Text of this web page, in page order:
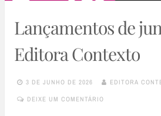
Lançamentos de
Editora Contexto
3 DE JUNHO DE 2026 EDITORA
DEIXE UM COMENTÁRIO